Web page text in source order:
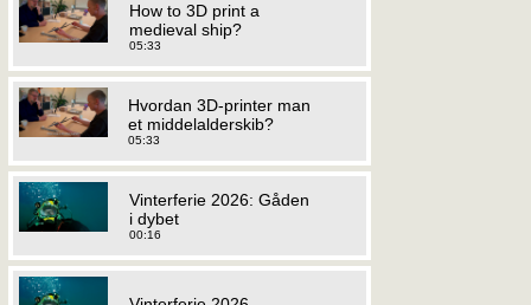
How to 3D print a
medieval ship?
05:33
Hvordan 3D-printer man
et middelalderskib?
05:33
Vinterferie 2026: Gåden
i dybet
00:16